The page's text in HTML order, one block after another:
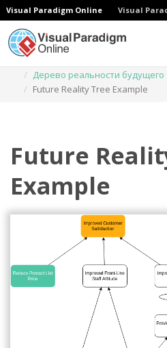
Visual Paradigm Online Visual
Дерево реальности будущего
Future Reality Tree Example
Future
Example